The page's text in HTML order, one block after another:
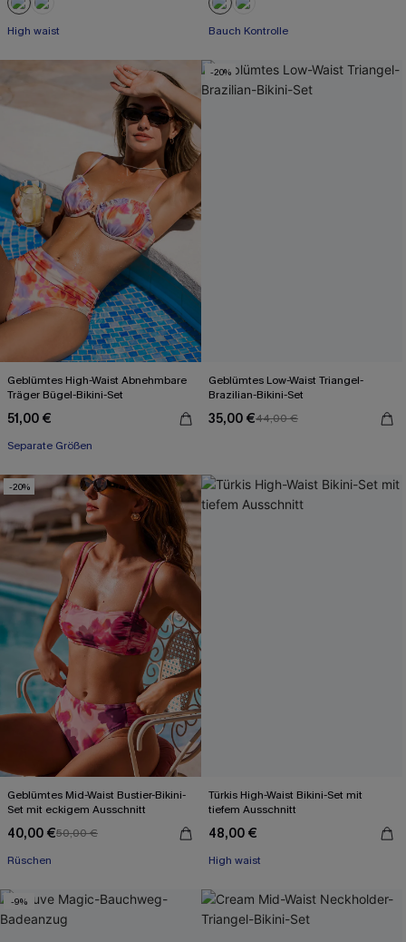
High waist Bauch Kontrolle
Geblümtes High-Waist Abnehmbare
Träger Bügel-Bikini-Set
51,00 €
Separate Größen
-20%
Geblümtes Low-Waist Triangel-
Brazilian-Bikini-Set
35,00 €44,00 €
-20%
Geblümtes Mid-Waist Bustier-Bikini-
Set mit eckigem Ausschnitt
40,00 €50,00 €
Rüschen
Türkis High-Waist Bikini-Set mit
tiefem Ausschnitt
48,00 €
High waist
-9%